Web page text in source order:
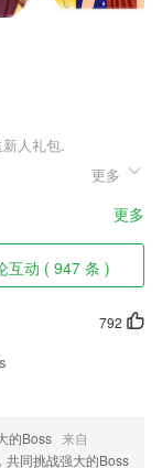
题材FPS手游，玩家
据游戏的指引去完成
在地图各处的武器和
的战场上击败更多的
、日语、俄罗斯语、
更多
更多
互动 ( 947 条 )
792
的Boss 来自
共同挑战强大的Boss